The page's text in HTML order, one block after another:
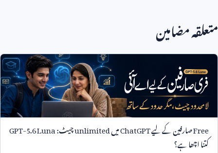
متعلقہ مضامین
Freeصارفین کے لیےChatGPTمیںunlimitedچیٹ:GPT-5.6 Luna
کتنا اچھا ہے؟